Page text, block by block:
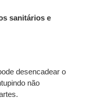
sanitários e
desencadear o
não